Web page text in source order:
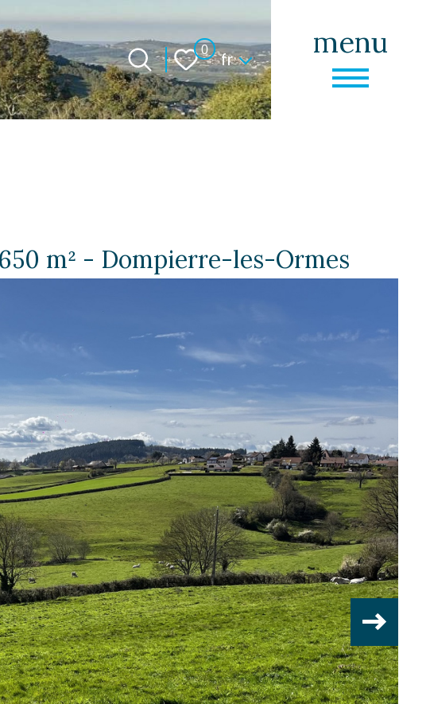
menu
0 Langue
fr
m² - Dompierre-les-Ormes